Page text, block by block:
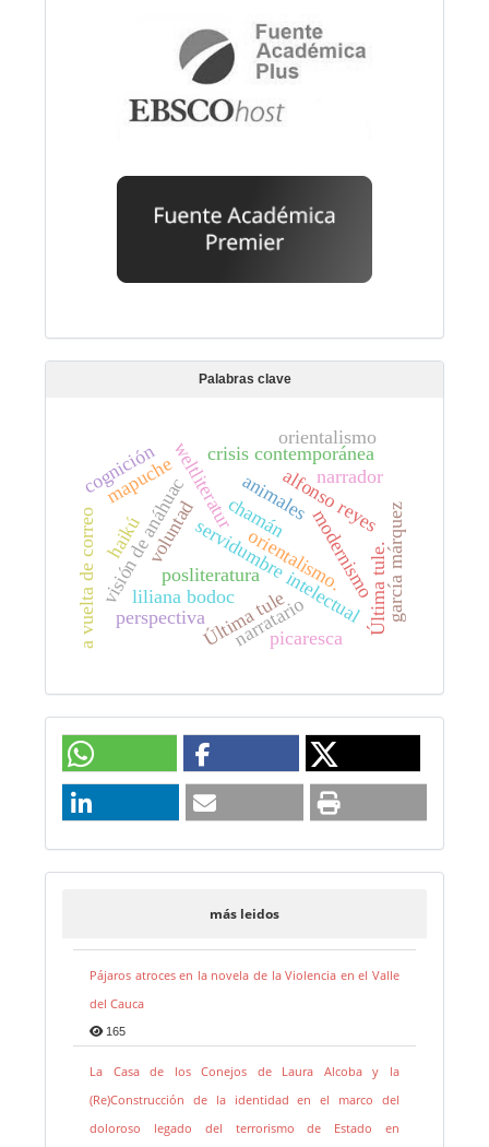
Palabras clave
servidumbre intelectual
voluntad
posliteratura
weltliteraturcrisis contemporánea
alfonso reyes
visión de anáhuac
a vuelta de correo Última tule.
Última tule
orientalismo.
animales
haikú modernismo
orientalismo
liliana bodoc
chamán
mapuche
garcía márquez
narrador
narratario
cognición
perspectiva
picaresca
más leidos
Pájaros atroces en la novela de la Violencia en el Valle
del Cauca
165
La Casa de los Conejos de Laura Alcoba y la
(Re)Construcción de la identidad en el marco del
doloroso legado del terrorismo de Estado en